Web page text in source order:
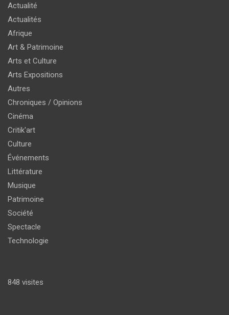
Actualité
Actualités
Afrique
Art & Patrimoine
Arts et Culture
Arts Expositions
Autres
Chroniques / Opinions
Cinéma
Critik'art
Culture
Événements
Littérature
Musique
Patrimoine
Société
Spectacle
Technologie
848 visites